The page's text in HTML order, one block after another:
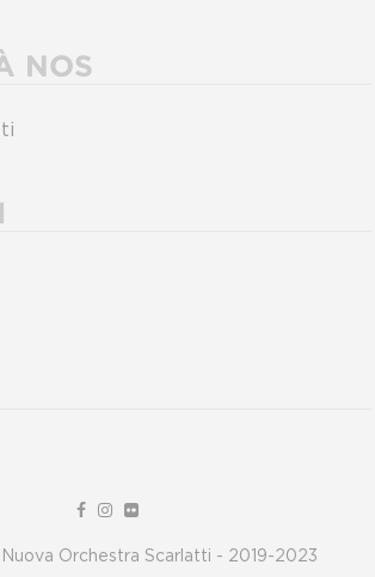
NOS
Orchestra Scarlatti - 2019-2023